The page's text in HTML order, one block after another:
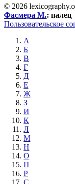
© 2026
Фасмера М.: палец
Пользовательское
А
Б
В
Г
Д
Е
Ж
З
И
К
Л
М
Н
О
П
Р